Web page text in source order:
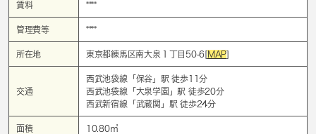
賃料 ****
管理費等 ****
所在地 東京都練馬区南大泉１丁目50-6[MAP]
交通
西武池袋線「 保谷 」駅 徒歩11分
西武池袋線「 大泉学園 」駅 徒歩20分
西武新宿線「 武蔵関 」駅 徒歩24分
面積 10.80㎡